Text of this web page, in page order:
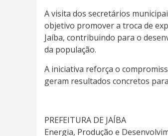
A visita dos secretários
objetivo promover a troca de
Jaíba, contribuindo para o
da população.
A iniciativa reforça o
geram resultados concretos
PREFEITURA DE JAÍBA
Energia, Produção e